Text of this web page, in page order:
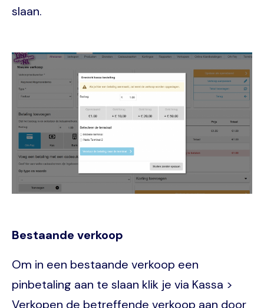
slaan.
Image
Bestaande verkoop
Om in een bestaande verkoop een
pinbetaling aan te slaan klik je via Kassa >
Verkopen de betreffende verkoop aan door